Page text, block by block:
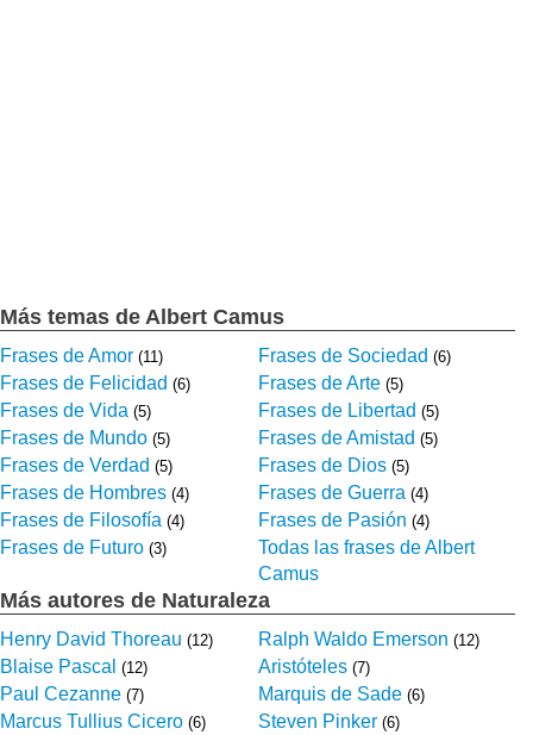
Más temas de Albert Camus
Frases de Amor (11) Frases de Sociedad (6)
Frases de Felicidad (6) Frases de Arte (5)
Frases de Vida (5) Frases de Libertad (5)
Frases de Mundo (5) Frases de Amistad (5)
Frases de Verdad (5) Frases de Dios (5)
Frases de Hombres (4) Frases de Guerra (4)
Frases de Filosofía (4) Frases de Pasión (4)
Frases de Futuro (3)
Todas las frases de Albert
Camus
Más autores de Naturaleza
Henry David Thoreau (12) Ralph Waldo Emerson (12)
Blaise Pascal (12) Aristóteles (7)
Paul Cezanne (7) Marquis de Sade (6)
Marcus Tullius Cicero (6) Steven Pinker (6)